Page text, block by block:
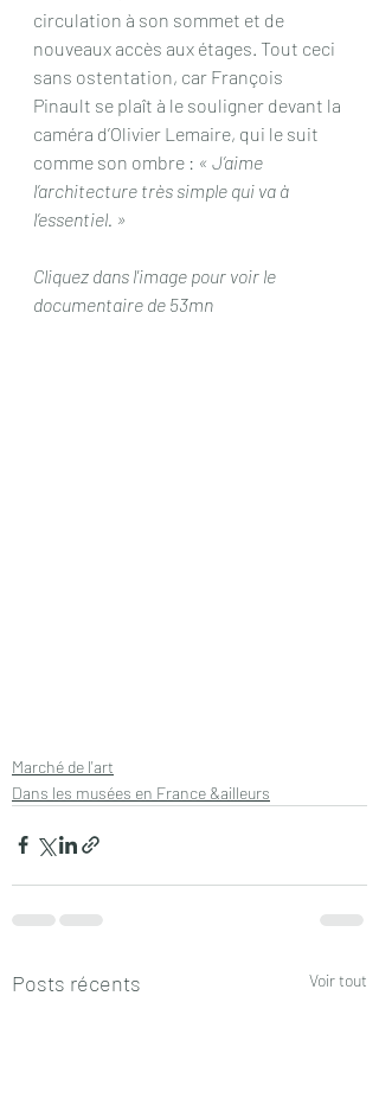
circulation à son sommet et de
nouveaux accès aux étages. Tout ceci
sans ostentation, car François
Pinault se plaît à le souligner devant la
caméra d’Olivier Lemaire, qui le suit
comme son ombre : « J’aime
l’architecture très simple qui va à
l’essentiel. »
Cliquez dans l'image pour voir le
documentaire de 53mn
Marché de l'art
Dans les musées en France &ailleurs
Posts récents Voir tout